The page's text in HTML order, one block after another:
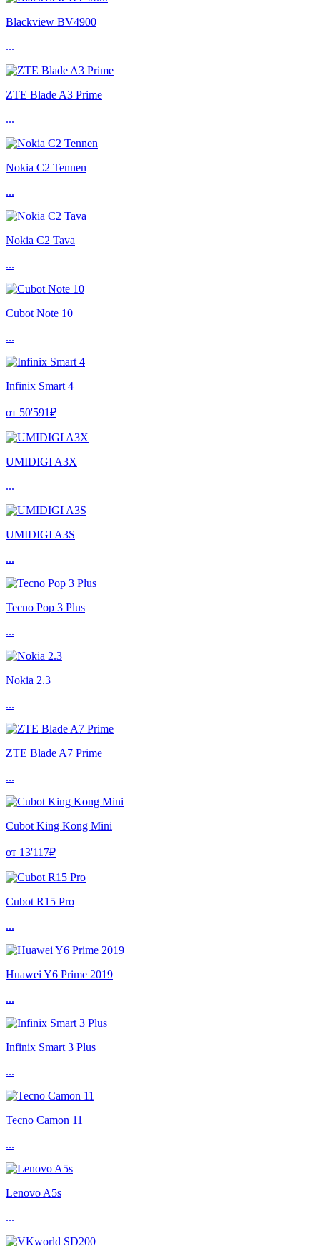
Blackview BV4900
...
ZTE Blade A3 Prime
...
Nokia C2 Tennen
...
Nokia C2 Tava
...
Cubot Note 10
...
Infinix Smart 4
от 50'591₽
UMIDIGI A3X
...
UMIDIGI A3S
...
Tecno Pop 3 Plus
...
Nokia 2.3
...
ZTE Blade A7 Prime
...
Cubot King Kong Mini
от 13'117₽
Cubot R15 Pro
...
Huawei Y6 Prime 2019
...
Infinix Smart 3 Plus
...
Tecno Camon 11
...
Lenovo A5s
...